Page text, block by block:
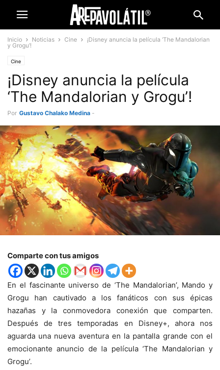
Inicio Noticias Cine
¡Disney anuncia la película ‘The Mandalorian
y Grogu’!
Cine
¡Disney anuncia la película
‘The Mandalorian y Grogu’!
Por Gustavo Chalako Medina -
Comparte con tus amigos
En el fascinante universo de ‘The Mandalorian’, Mando y
Grogu han cautivado a los fanáticos con sus épicas
hazañas y la conmovedora conexión que comparten.
Después de tres temporadas en Disney+, ahora nos
aguarda una nueva aventura en la pantalla grande con el
emocionante anuncio de la película ‘The Mandalorian y
Grogu’.